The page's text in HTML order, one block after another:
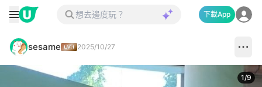
下載App
sesame 2025/10/27
1/9